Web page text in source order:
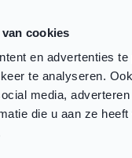
cookies
en advertenties
te analyseren.
media,
die u aan ze
antwoord